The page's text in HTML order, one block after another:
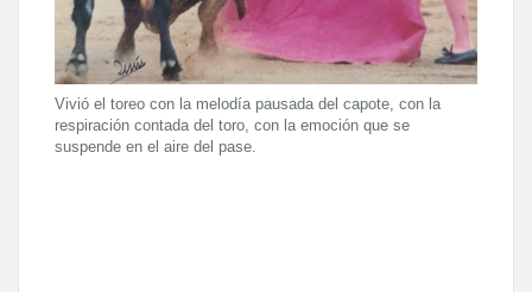
Vivió el toreo con la melodía pausada del capote, con la
respiración contada del toro, con la emoción que se
suspende en el aire del pase.